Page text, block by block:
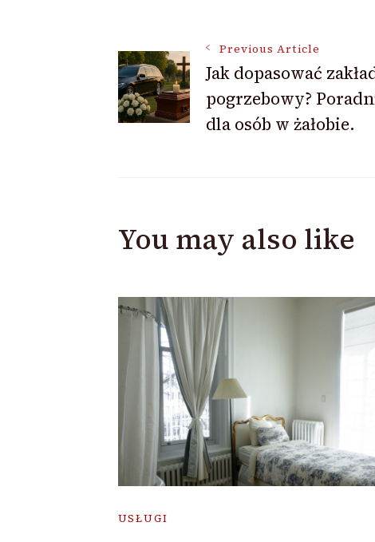
Post
Navigation
Previous Article
Jak dopasować
pogrzebowy?
dla osób w żałobie.
You may also like
USŁUGI